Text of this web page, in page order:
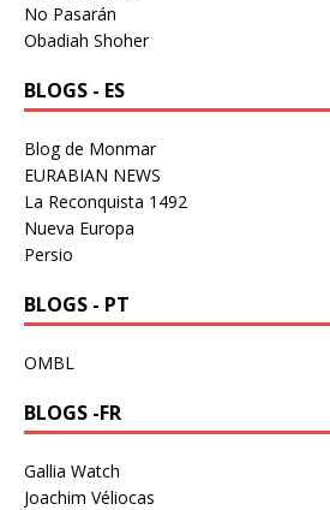
No Pasarán
Obadiah Shoher
BLOGS - ES
Blog de Monmar
EURABIAN NEWS
La Reconquista 1492
Nueva Europa
Persio
BLOGS - PT
OMBL
BLOGS -FR
Gallia Watch
Joachim Véliocas